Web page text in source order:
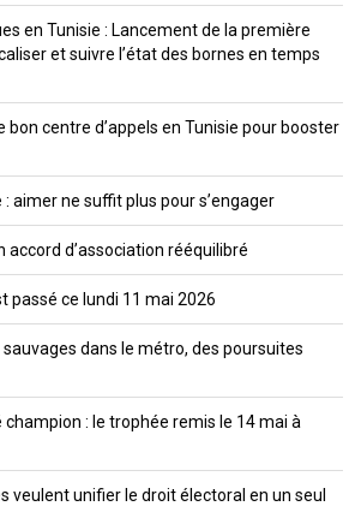
en Tunisie : Lancement de la première
et suivre l’état des bornes en temps
bon centre d’appels en Tunisie pour booster
: aimer ne suffit plus pour s’engager
accord d’association rééquilibré
passé ce lundi 11 mai 2026
sauvages dans le métro, des poursuites
: le trophée remis le 14 mai à
veulent unifier le droit électoral en un seul